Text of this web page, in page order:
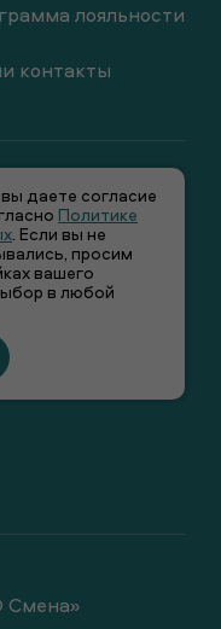
лояльности
контакты
даете согласие
Политике
. Если вы не
просим
вашего
в любой